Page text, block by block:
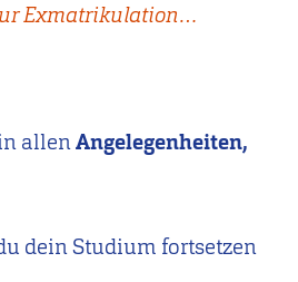
Exmatrikulation…
allenAngelegenheiten,
dein Studium fortsetzen